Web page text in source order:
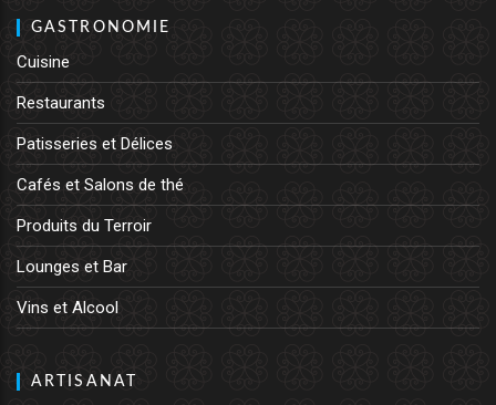
GASTRONOMIE
Cuisine
Restaurants
Patisseries et Délices
Cafés et Salons de thé
Produits du Terroir
Lounges et Bar
Vins et Alcool
ARTISANAT